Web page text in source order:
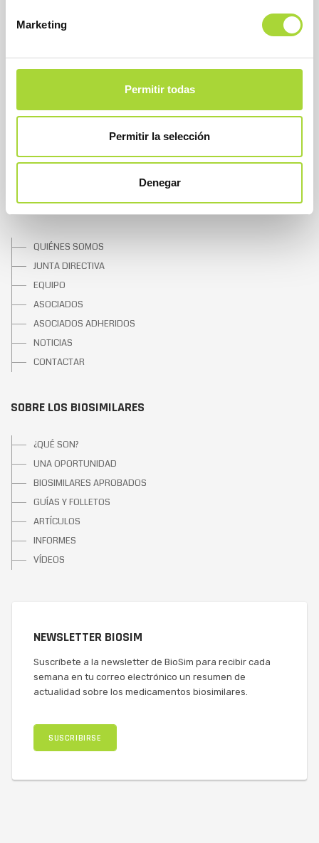
Marketing
Permitir todas
Permitir la selección
Denegar
Calle Condesa de Venadito, 1
QUIÉNES SOMOS
JUNTA DIRECTIVA
EQUIPO
ASOCIADOS
ASOCIADOS ADHERIDOS
NOTICIAS
CONTACTAR
SOBRE LOS BIOSIMILARES
¿QUÉ SON?
UNA OPORTUNIDAD
BIOSIMILARES APROBADOS
GUÍAS Y FOLLETOS
ARTÍCULOS
INFORMES
VÍDEOS
NEWSLETTER BIOSIM
Suscríbete a la newsletter de BioSim para recibir cada
semana en tu correo electrónico un resumen de
actualidad sobre los medicamentos biosimilares.
SUSCRIBIRSE